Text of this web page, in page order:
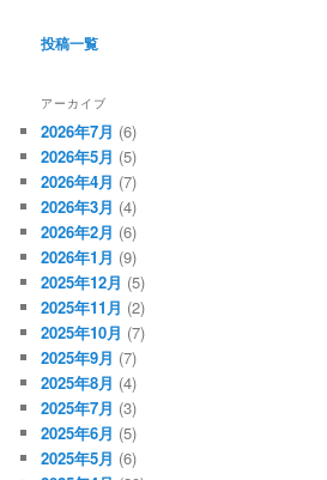
投稿一覧
アーカイブ
2026年7月 (6)
2026年5月 (5)
2026年4月 (7)
2026年3月 (4)
2026年2月 (6)
2026年1月 (9)
2025年12月 (5)
2025年11月 (2)
2025年10月 (7)
2025年9月 (7)
2025年8月 (4)
2025年7月 (3)
2025年6月 (5)
2025年5月 (6)